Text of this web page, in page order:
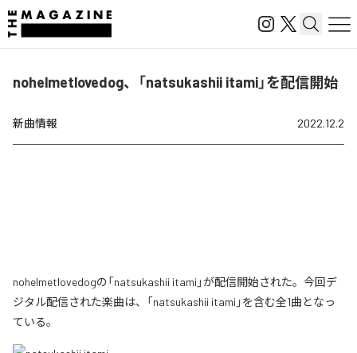
nohelmetlovedog、「natsukashii itami」を配信開始
新曲情報 2022.12.2
nohelmetlovedogの「natsukashii itami」が配信開始された。今回デ
ジタル配信された楽曲は、「natsukashii itami」を含む全1曲となっ
ている。